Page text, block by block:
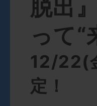
脱出
って“
12/22(
定！